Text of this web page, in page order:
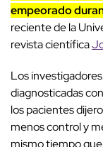
empeorado
reciente de la
revista científica
Los
diagnosticadas
los pacientes
menos control y
mismo tiempo